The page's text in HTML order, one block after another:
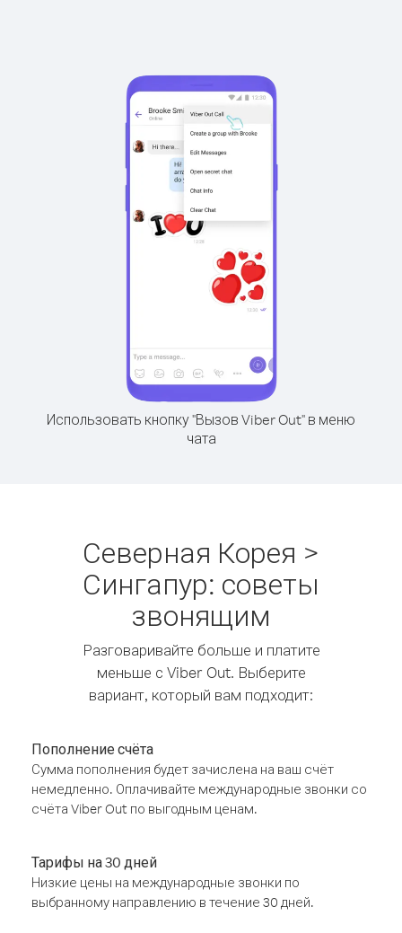
Использовать кнопку "Вызов Viber Out" в меню
чата
Северная Корея >
Сингапур: советы
звонящим
Разговаривайте больше и платите
меньше с Viber Out. Выберите
вариант, который вам подходит:
Пополнение счёта
Сумма пополнения будет зачислена на ваш счёт
немедленно. Оплачивайте международные звонки со
счёта Viber Out по выгодным ценам.
Тарифы на 30 дней
Низкие цены на международные звонки по
выбранному направлению в течение 30 дней.